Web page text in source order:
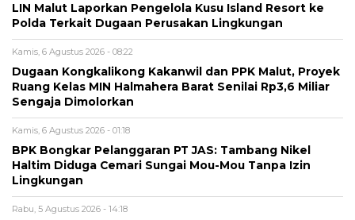
LIN Malut Laporkan Pengelola Kusu Island Resort ke
Polda Terkait Dugaan Perusakan Lingkungan
Kamis, 6 Agustus 2026 - 08:22
Dugaan Kongkalikong Kakanwil dan PPK Malut, Proyek
Ruang Kelas MIN Halmahera Barat Senilai Rp3,6 Miliar
Sengaja Dimolorkan
Kamis, 6 Agustus 2026 - 01:18
BPK Bongkar Pelanggaran PT JAS: Tambang Nikel
Haltim Diduga Cemari Sungai Mou-Mou Tanpa Izin
Lingkungan
Rabu, 5 Agustus 2026 - 14:18